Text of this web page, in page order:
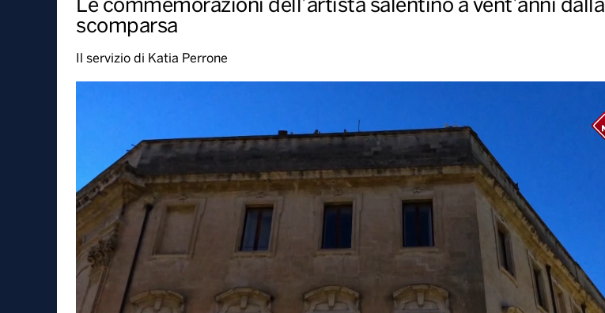
Le commemorazioni dell’artista salentino a vent’anni dalla
scomparsa
Il servizio di Katia Perrone